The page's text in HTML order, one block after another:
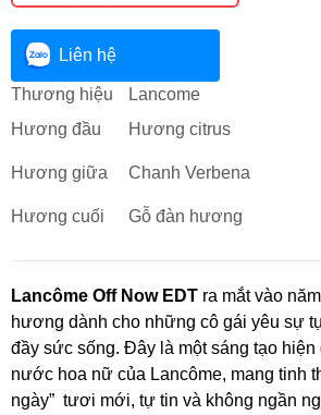
Liên hệ
Thương hiệu
Lancome
Hương đầu
Hương citrus
Hương giữa Chanh Verbena
Hương cuối Gỗ đàn hương
Lancôme Off Now EDT ra mắt vào
hương dành cho những cô gái yêu sự
đầy sức sống. Đây là một sáng tạo hiện
nước hoa nữ của Lancôme, mang tinh
ngày” tươi mới, tự tin và không ngần